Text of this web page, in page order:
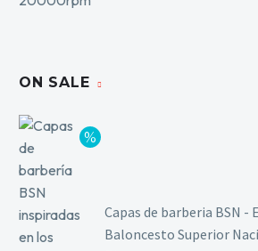
ON SALE
Capas de barberia BSN -
Baloncesto Superior